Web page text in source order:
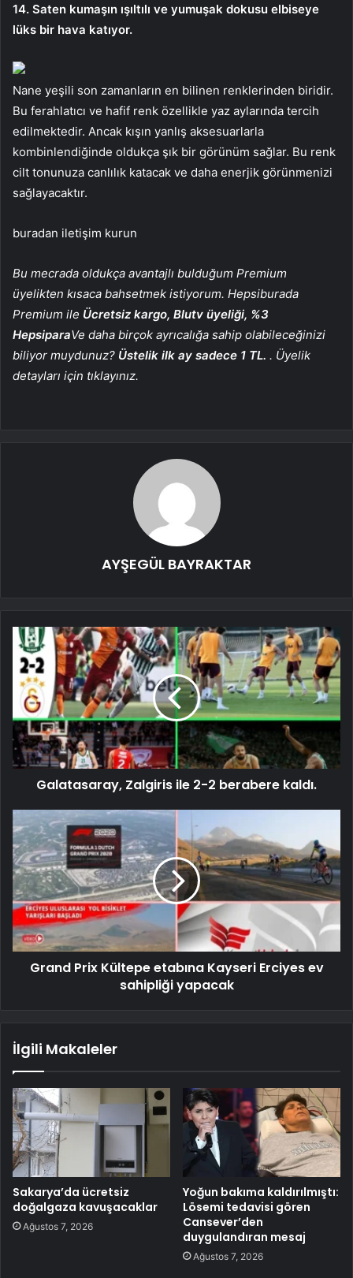
14. Saten kumaşın ışıltılı ve yumuşak dokusu elbiseye
lüks bir hava katıyor.
Nane yeşili son zamanların en bilinen renklerinden biridir.
Bu ferahlatıcı ve hafif renk özellikle yaz aylarında tercih
edilmektedir. Ancak kışın yanlış aksesuarlarla
kombinlendiğinde oldukça şık bir görünüm sağlar. Bu renk
cilt tonunuza canlılık katacak ve daha enerjik görünmenizi
sağlayacaktır.
buradan iletişim kurun
Bu mecrada oldukça avantajlı bulduğum Premium
üyelikten kısaca bahsetmek istiyorum. Hepsiburada
Premium ile Ücretsiz kargo, Blutv üyeliği, %3
HepsiparaVe daha birçok ayrıcalığa sahip olabileceğinizi
biliyor muydunuz? Üstelik ilk ay sadece 1 TL. . Üyelik
detayları için tıklayınız.
AYŞEGÜL BAYRAKTAR
Galatasaray, Zalgiris ile 2-2 berabere kaldı.
Grand Prix Kültepe etabına Kayseri Erciyes ev
sahipliği yapacak
İlgili Makaleler
Sakarya’da ücretsiz
doğalgaza kavuşacaklar
Ağustos 7, 2026
Yoğun bakıma kaldırılmıştı:
Lösemi tedavisi gören
Cansever’den
duygulandıran mesaj
Ağustos 7, 2026